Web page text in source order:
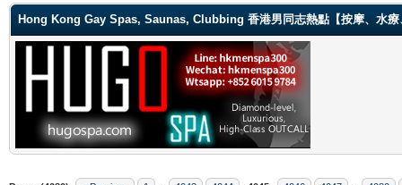
Hong Kong Gay Spas, Saunas, Clubbing 香港男同志熱點【按摩、水